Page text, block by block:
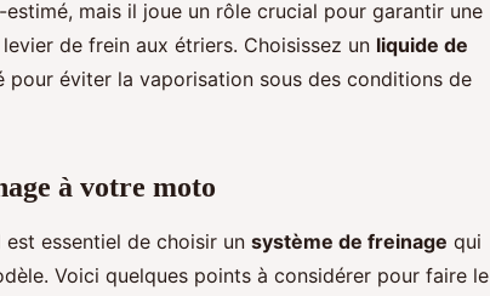
mais il joue un rôle crucial pour garantir une
de frein aux étriers. Choisissez un liquide de
éviter la vaporisation sous des conditions de
à votre moto
essentiel de choisir un système de freinage qui
Voici quelques points à considérer pour faire le